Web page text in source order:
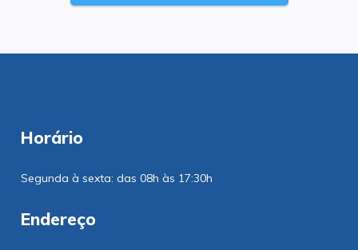
Horário
Segunda à sexta: das 08h às 17:30h
Endereço